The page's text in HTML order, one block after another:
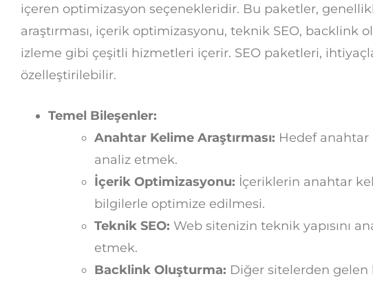
içeren optimizasyon seçenekleridir. Bu paketler,
araştırması, içerik optimizasyonu, teknik SEO, backlink
izleme gibi çeşitli hizmetleri içerir. SEO paketleri,
özelleştirilebilir.
Temel Bileşenler:
Anahtar Kelime Araştırması: Hedef
analiz etmek.
İçerik Optimizasyonu: İçeriklerin anahtar
bilgilerle optimize edilmesi.
Teknik SEO: Web sitenizin teknik yapısını
etmek.
Backlink Oluşturma: Diğer sitelerden gelen